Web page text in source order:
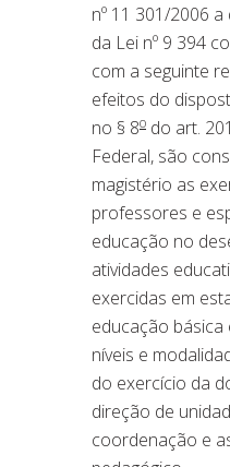
nº 11 301/2006
da Lei nº 9 394
com a seguinte
efeitos do
no § 8o do art.
Federal, são
magistério as
professores e
educação no
atividades
exercidas em
educação básica
níveis e
do exercício da
direção de
coordenação e